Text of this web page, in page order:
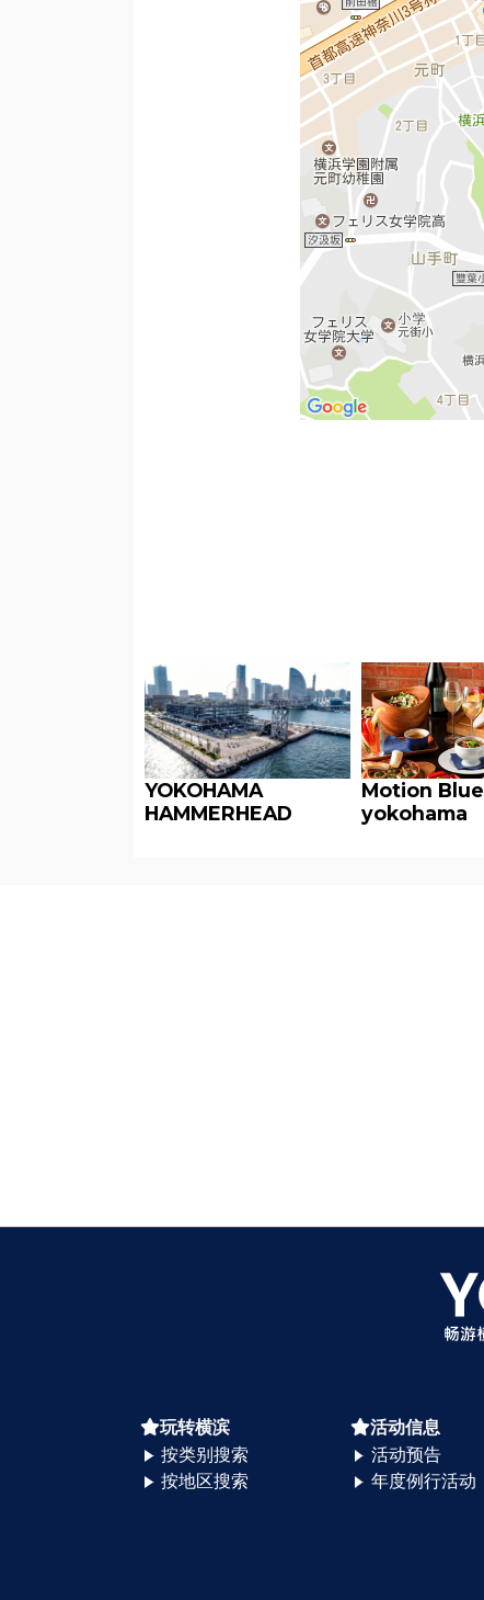
YOKOHAMA
HAMMERHEAD
Motion Blue
yokohama
玩转横滨
按类别搜索
按地区搜索
活动信息
活动预告
年度例行活动